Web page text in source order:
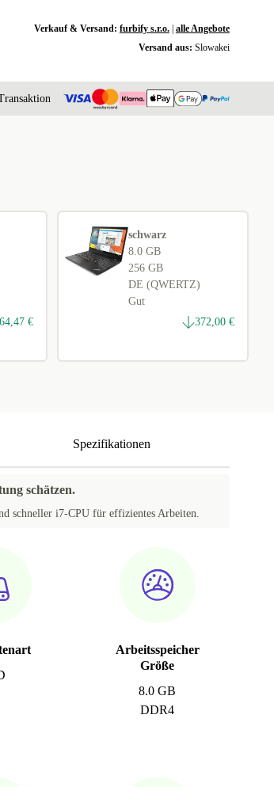
Verkauf & Versand: furbify s.r.o.| alle Angebote
Versand aus: Slowakei
€
schwarz
8.0 GB
256 GB
DE (QWERTZ)
Gut
372,00 €
Spezifikationen
schätzen.
schneller i7-CPU für effizientes Arbeiten.
Arbeitsspeicher
Größe
8.0 GB
DDR4